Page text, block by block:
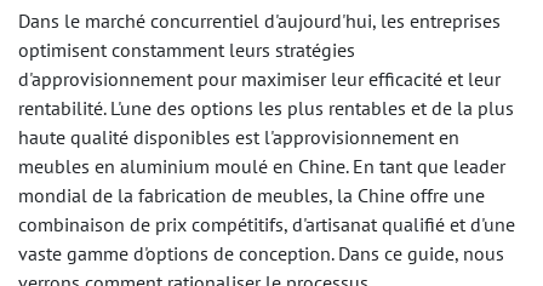
Dans le marché concurrentiel d'aujourd'hui, les entreprises
optimisent constamment leurs stratégies
d'approvisionnement pour maximiser leur efficacité et leur
rentabilité. L'une des options les plus rentables et de la plus
haute qualité disponibles est l'approvisionnement en
meubles en aluminium moulé en Chine. En tant que leader
mondial de la fabrication de meubles, la Chine offre une
combinaison de prix compétitifs, d'artisanat qualifié et d'une
vaste gamme d'options de conception. Dans ce guide, nous